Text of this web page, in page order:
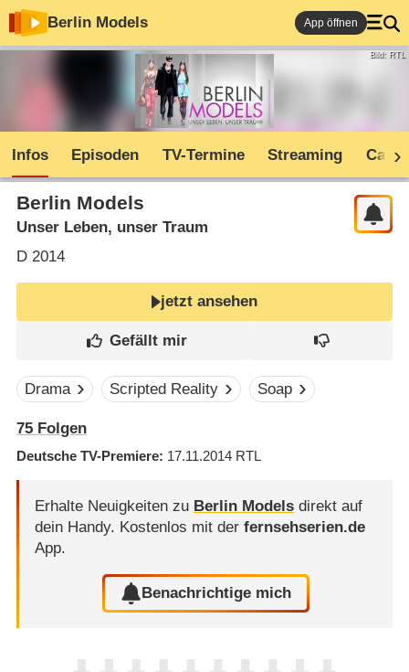
Berlin Models App öffnen
Bild: RTL
Infos Episoden TV-Termine Streaming Cast
Berlin Models
Unser Leben, unser Traum
D2014
jetzt ansehen
Drama Scripted Reality Soap
75Folgen
Deutsche TV-Premiere 17.11.2014 RTL
Erhalte Neuigkeiten zu Berlin Modelsdirekt auf
dein Handy. Kostenlos mit der fernsehserien.de
App.
Benachrichtige mich